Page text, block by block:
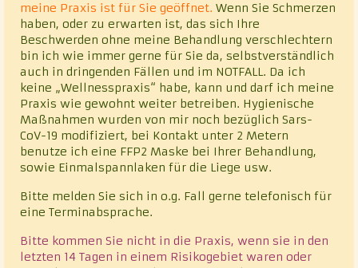
meine Praxis ist für Sie geöffnet. Wenn Sie Schmerzen
haben, oder zu erwarten ist, das sich Ihre
Beschwerden ohne meine Behandlung verschlechtern
bin ich wie immer gerne für Sie da, selbstverständlich
auch in dringenden Fällen und im NOTFALL. Da ich
keine „Wellnesspraxis“ habe, kann und darf ich meine
Praxis wie gewohnt weiter betreiben. Hygienische
Maßnahmen wurden von mir noch bezüglich Sars-
CoV-19 modifiziert, bei Kontakt unter 2 Metern
benutze ich eine FFP2 Maske bei Ihrer Behandlung,
sowie Einmalspannlaken für die Liege usw.
Bitte melden Sie sich in o.g. Fall gerne telefonisch für
eine Terminabsprache.
Bitte kommen Sie nicht in die Praxis, wenn sie in den
letzten 14 Tagen in einem Risikogebiet waren oder